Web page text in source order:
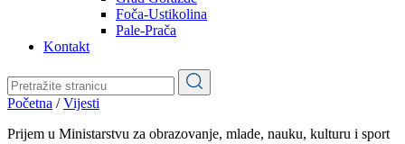
Općine
Pale-Prača
Kontakt